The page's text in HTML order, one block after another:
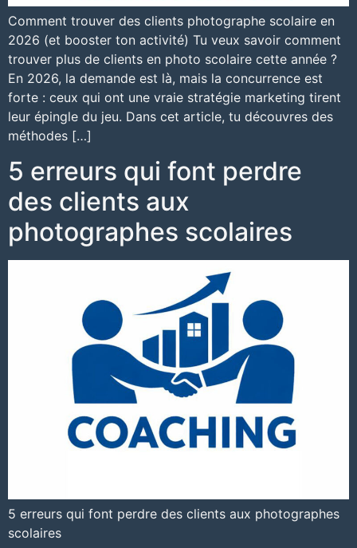
Comment trouver des clients photographe scolaire en
2026 (et booster ton activité) Tu veux savoir comment
trouver plus de clients en photo scolaire cette année ?
En 2026, la demande est là, mais la concurrence est
forte : ceux qui ont une vraie stratégie marketing tirent
leur épingle du jeu. Dans cet article, tu découvres des
méthodes […]
5 erreurs qui font perdre
des clients aux
photographes scolaires
5 erreurs qui font perdre des clients aux photographes
scolaires